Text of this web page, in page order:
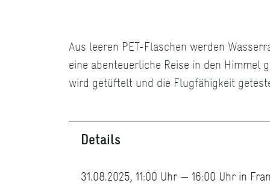
Aus leeren PET-Flaschen werden
eine abenteuerliche Reise in den Himmel
wird getüftelt und die Flugfähigkeit
Details
31.08.2025, 11:00 Uhr — 16:00 Uhr in